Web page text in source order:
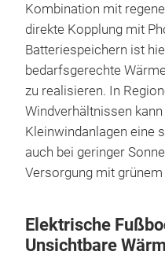
Kombination mit
direkte Kopplung mit
Batteriespeichern ist
bedarfsgerechte
zu realisieren. In
Windverhältnissen
Kleinwindanlagen eine
auch bei geringer
Versorgung mit
Elektrische
Unsichtbare